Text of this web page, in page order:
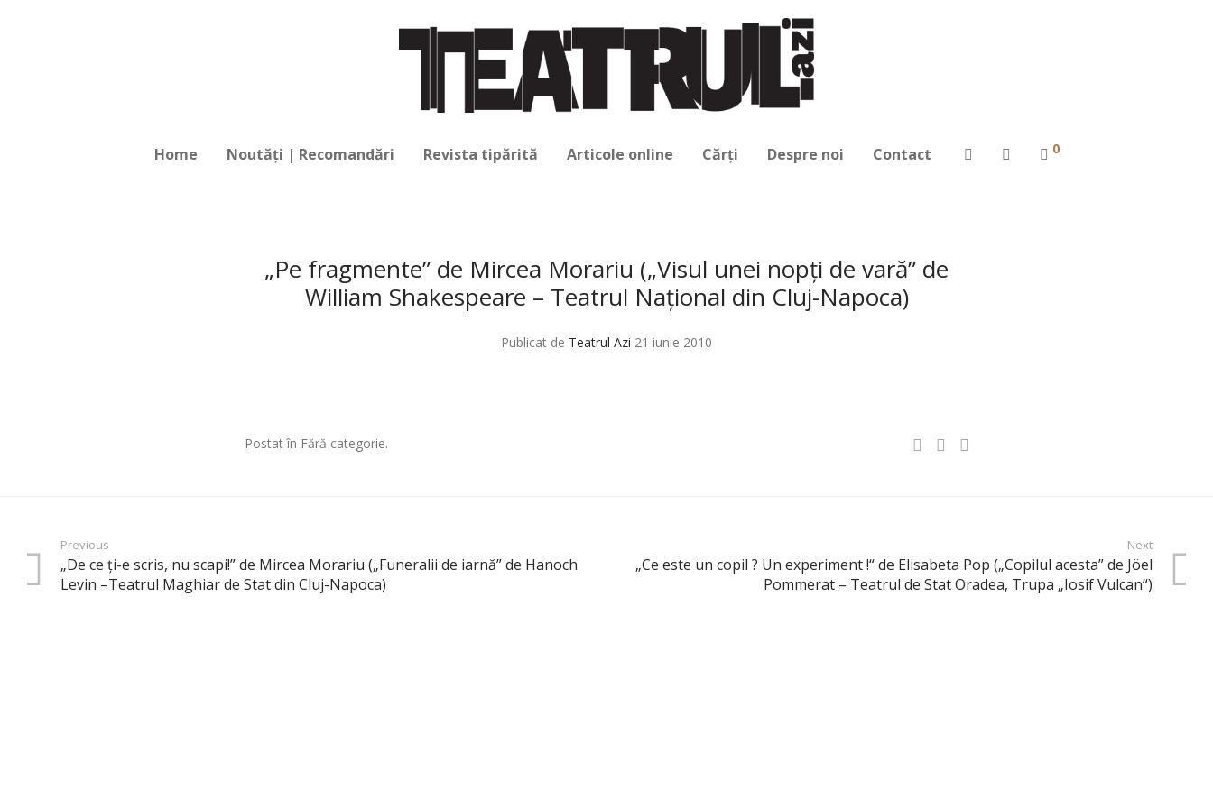
Home Noutăți | Recomandări Revista tipărită Articole online Cărți Despre noi Contact 0
„Pe fragmente” de Mircea Morariu („Visul unei nopţi de vară” de
William Shakespeare – Teatrul Naţional din Cluj-Napoca)
Publicat de Teatrul Azi 21 iunie 2010
Postat în Fără categorie.
Previous
„De ce ţi-e scris, nu scapi!” de Mircea Morariu („Funeralii de iarnă” de Hanoch
Levin –Teatrul Maghiar de Stat din Cluj-Napoca)
Next
„Ce este un copil ? Un experiment !“ de Elisabeta Pop („Copilul acesta” de Jöel
Pommerat – Teatrul de Stat Oradea, Trupa „Iosif Vulcan“)